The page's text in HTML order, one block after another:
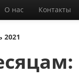
О нас Контакты